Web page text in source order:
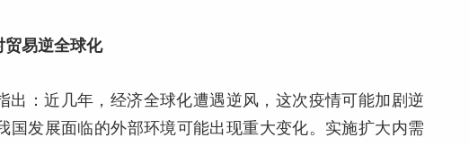
贸易逆全球化
出：近几年，经济全球化遭遇逆风，这次疫情可能加剧逆
国发展面临的外部环境可能出现重大变化。实施扩大内需